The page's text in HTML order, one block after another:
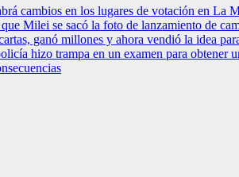
cambios en los lugares de votación en La
Milei se sacó la foto de lanzamiento de
ganó millones y ahora vendió la idea
hizo trampa en un examen para obtener